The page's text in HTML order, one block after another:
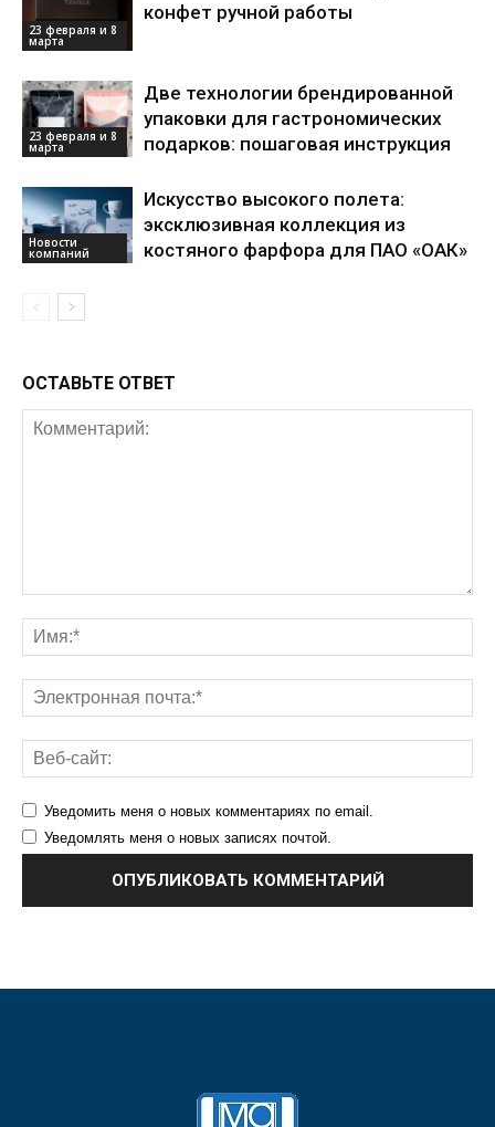
23 февраля и 8
марта
конфет ручной работы
23 февраля и 8
марта
Две технологии брендированной
упаковки для гастрономических
подарков: пошаговая инструкция
Новости
компаний
Искусство высокого полета:
эксклюзивная коллекция из
костяного фарфора для ПАО «ОАК»
ОСТАВЬТЕ ОТВЕТ
Уведомить меня о новых комментариях по email.
Уведомлять меня о новых записях почтой.